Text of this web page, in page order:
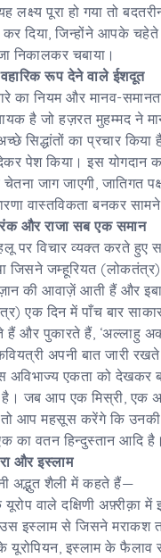
लक्ष्य पूरा हो गया तो
कर दिया, जिन्होंने आपके
निकालकर चबाया।
रूप देने वाले ईशदूत
का नियम और मानव-
है जो हज़रत मुहम्मद ने
सिद्धांतों का प्रचार
पेश किया। इस योगदान
चेतना जाग जाएगी, जातिगत
वास्तविकता बनकर
और राजा सब एक समान
पर विचार व्यक्त करते हुए
जिसने जम्हूरियत
की आवाज़ें आती हैं और
एक दिन में पाँच बार
और पुकारते हैं, ‘अल्लाहु
अपनी बात जारी
अविभाज्य एकता को देखकर
है। जब आप एक मिस्री, एक
आप महसूस करेंगे कि उनकी
का वतन हिन्दुस्तान आदि
और इस्लाम
अद्भुत शैली में कहते हैं—
यूरोप वाले दक्षिणी
इस्लाम से जिसने मराकश
के यूरोपियन, इस्लाम के